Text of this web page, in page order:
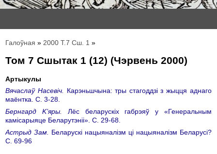
Галоўная » 2000 Т.7 Сш. 1 »
Том 7 Сшытак 1 (12) (Чэрвень 2000)
Артыкулы
Вячаслаў Насевіч.
Карэньшчына: тры стагоддзі з жыцця аднаго
маёнтка. С. 3-28.
Бeрнгард K’яры.
Лёс беларускіх габрэяў у «Генеральным
камісарыяце Беларутэніі». С. 29-68.
Астрыд Зам.
Беларускі нацыяналізм ці нацыяналізм Беларусі?
С. 69-96